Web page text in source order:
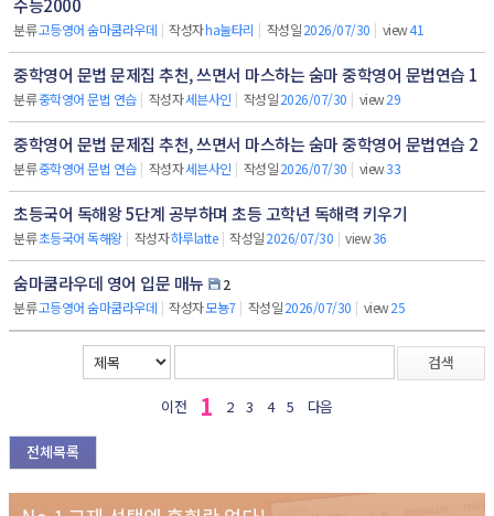
수능2000
분류고등영어 숨마쿰라우데 | 작성자ha눌타리 | 작성일2026/07/30 | view41
중학영어 문법 문제집 추천, 쓰면서 마스하는 숨마 중학영어 문법연습 1
분류중학영어 문법 연습 | 작성자세븐사인 | 작성일2026/07/30 | view29
중학영어 문법 문제집 추천, 쓰면서 마스하는 숨마 중학영어 문법연습 2
분류중학영어 문법 연습 | 작성자세븐사인 | 작성일2026/07/30 | view33
초등국어 독해왕 5단계 공부하며 초등 고학년 독해력 키우기
분류초등국어 독해왕 | 작성자하루latte | 작성일2026/07/30 | view36
숨마쿰라우데 영어 입문 매뉴
2
분류고등영어 숨마쿰라우데 | 작성자모뇽7 | 작성일2026/07/30 | view25
검색
이전 1 2 3 4 5 다음
전체목록